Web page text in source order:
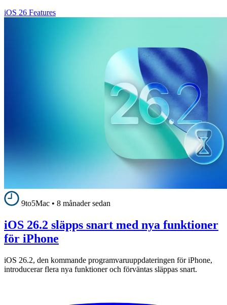
iOS 26 Features
9to5Mac • 8 månader sedan
iOS 26.2 släpps snart med nya funktioner
för iPhone
iOS 26.2, den kommande programvaruuppdateringen för iPhone,
introducerar flera nya funktioner och förväntas släppas snart.